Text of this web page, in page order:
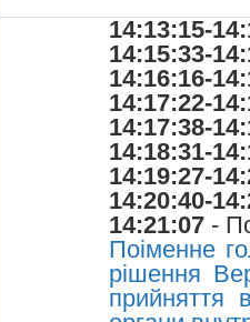
14:13:15-
14:15:33-
14:16:16-
14:17:22-
14:17:38-
14:18:31-
14:19:27-
14:20:40-
14:21:07 -
Поіменне
рішення
прийняття